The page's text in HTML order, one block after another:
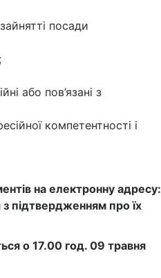
посади
;
або пов’язані з
компетентності і
на електронну адресу:
підтвердженням про їх
о 17.00 год. 09 травня